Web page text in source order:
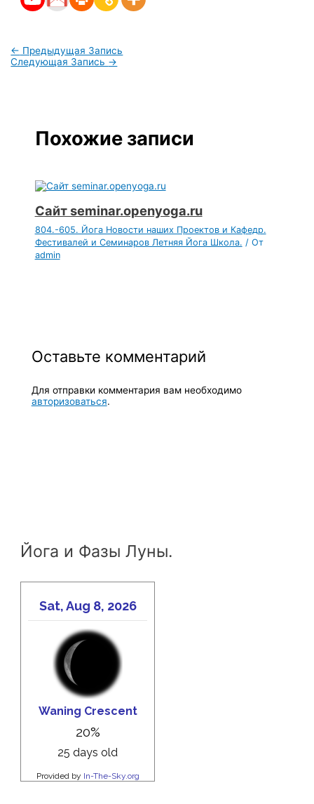
← Предыдущая Запись
Следующая Запись →
Похожие записи
Сайт seminar.openyoga.ru
804.-605. Йога Новости наших Проектов и Кафедр.
Фестивалей и Семинаров Летняя Йога Школа. / От
admin
Оставьте комментарий
Для отправки комментария вам необходимо
авторизоваться.
Йога и Фазы Луны.